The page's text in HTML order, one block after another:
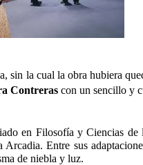
sin la cual la obra hubiera
Contreras con un sencillo y
en Filosofía y Ciencias de
Entre sus
de niebla y luz.